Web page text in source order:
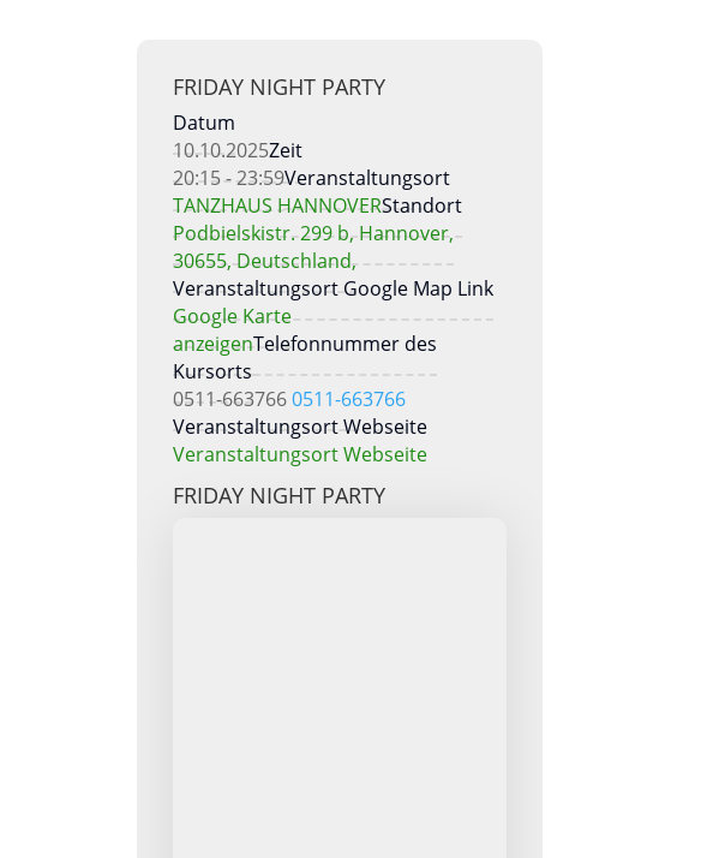
FRIDAY NIGHT PARTY
Datum
10.10.2025Zeit
20:15 - 23:59Veranstaltungsort
TANZHAUS HANNOVERStandort
Podbielskistr. 299 b, Hannover,
30655, Deutschland,
Veranstaltungsort Google Map Link
Google Karte
anzeigenTelefonnummer des
Kursorts
0511-663766 0511-663766
Veranstaltungsort Webseite
Veranstaltungsort Webseite
FRIDAY NIGHT PARTY